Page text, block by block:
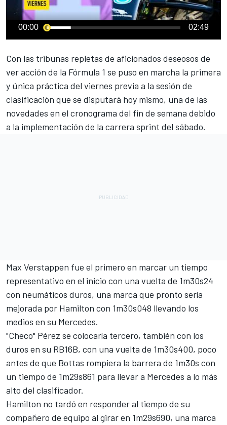
00:00 02:49
Con las tribunas repletas de aficionados deseosos de
ver acción de la Fórmula 1 se puso en marcha la primera
y única práctica del viernes previa a la sesión de
clasificación que se disputará hoy mismo, una de las
novedades en el cronograma del fin de semana debido
a la implementación de la carrera sprint del sábado.
Max Verstappen fue el primero en marcar un tiempo
representativo en el inicio con una vuelta de 1m30s24
con neumáticos duros, una marca que pronto sería
mejorada por Hamilton con 1m30s048 llevando los
medios en su Mercedes.
"Checo" Pérez se colocaría tercero, también con los
duros en su RB16B, con una vuelta de 1m30s400, poco
antes de que Bottas rompiera la barrera de 1m30s con
un tiempo de 1m29s861 para llevar a Mercedes a lo más
alto del clasificador.
Hamilton no tardó en responder al tiempo de su
compañero de equipo al girar en 1m29s690, una marca